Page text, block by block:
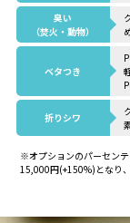
臭い
（焚火・動物）
ベタつき
折りシワ
※オプションのパーセン
15,000円(+150%)となり